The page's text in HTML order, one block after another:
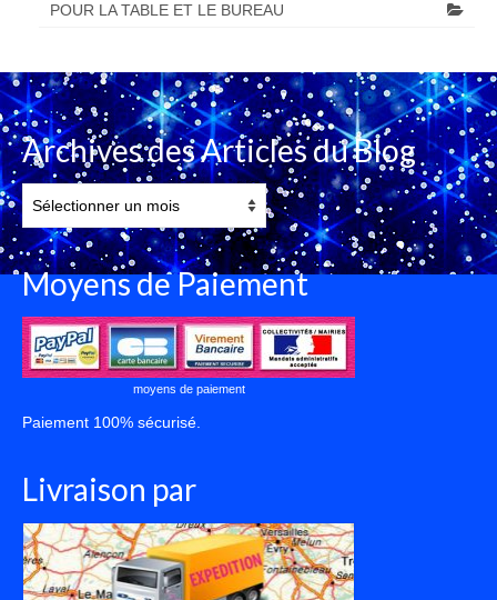
POUR LA TABLE ET LE BUREAU
Archives des Articles du Blog
des
Articles
du
Blog
Moyens de Paiement
moyens de paiement
Paiement 100% sécurisé.
Livraison par